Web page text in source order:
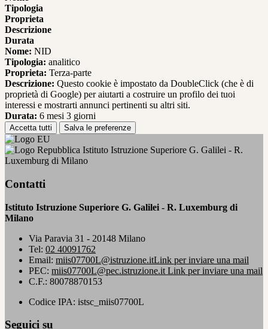
Tipologia
Proprieta
Descrizione
Durata
Nome: NID
Tipologia: analitico
Proprieta: Terza-parte
Descrizione: Questo cookie è impostato da DoubleClick (che è di
proprietà di Google) per aiutarti a costruire un profilo dei tuoi
interessi e mostrarti annunci pertinenti su altri siti.
Durata: 6 mesi 3 giorni
Accetta tutti Salva le preferenze
Istituto Istruzione Superiore G. Galilei - R.
Luxemburg di Milano
Contatti
Istituto Istruzione Superiore G. Galilei - R. Luxemburg di
Milano
Via Paravia 31 - 20148 Milano
Tel: 02 40091762
Email: miis07700L@istruzione.itLink per inviare una mail
PEC: miis07700L@pec.istruzione.it Link per inviare una mail
C.F.: 80078870153
Codice IPA: istsc_miis07700L
Seguici su